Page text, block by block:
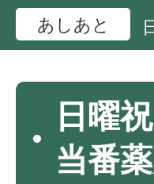
あしあと
日曜
当番